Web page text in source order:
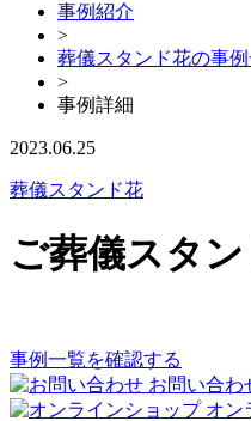
事例紹介
>
葬儀スタンド花の事
>
事例詳細
2023.06.25
葬儀スタンド花
ご葬儀スタ
事例一覧を確認する
お問い合わ
オン